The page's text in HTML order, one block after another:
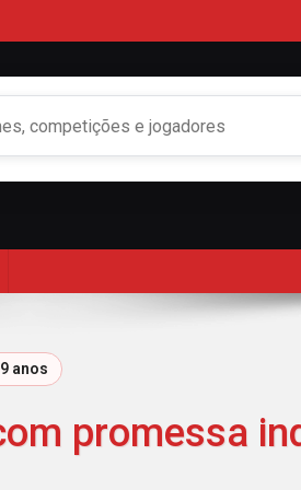
anos
promessa